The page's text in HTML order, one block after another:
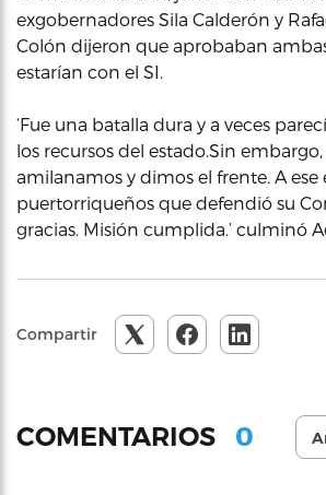
exgobernadores Sila Calderón y
Colón dijeron que aprobaban
estarían con el SI.
‘Fue una batalla dura y a veces
los recursos del estado.Sin
amilanamos y dimos el frente. A ese
puertorriqueños que defendió su
gracias. Misión cumplida.’ culminó
Compartir
COMENTARIOS 0